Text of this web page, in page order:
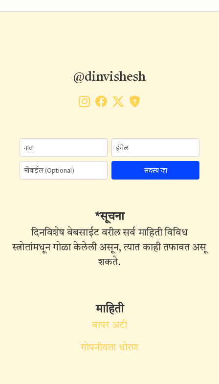
@dinvishesh
सदस्य व्हा
*सूचना
दिनविशेष वेबसाईट वरील सर्व माहिती विविध
स्त्रोतांमधून गोळा केलेली असून, त्यात काही तफावत असू
शकते.
माहिती
वापर अटी
गोपनीयता धोरण